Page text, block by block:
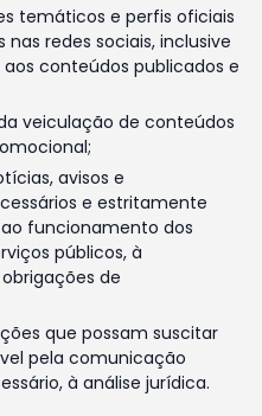
temáticos e perfis oficiais
redes sociais, inclusive
conteúdos publicados e
veiculação de conteúdos
avisos e
e estritamente
funcionamento dos
públicos, à
de
que possam suscitar
pela comunicação
à análise jurídica.